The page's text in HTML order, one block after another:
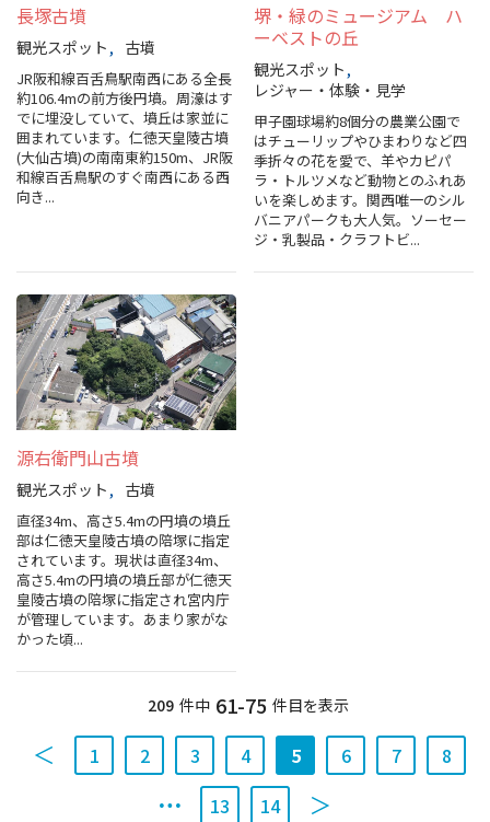
長塚古墳
観光スポット 古墳
JR阪和線百舌鳥駅南西にある全長
約106.4mの前方後円墳。周濠はす
でに埋没していて、墳丘は家並に
囲まれています。仁徳天皇陵古墳
(大仙古墳)の南南東約150m、JR阪
和線百舌鳥駅のすぐ南西にある西
向き...
堺・緑のミュージアム ハ
ーベストの丘
観光スポット
レジャー・体験・見学
甲子園球場約8個分の農業公園で
はチューリップやひまわりなど四
季折々の花を愛で、羊やカピパ
ラ・トルツメなど動物とのふれあ
いを楽しめます。関西唯一のシル
バニアパークも大人気。ソーセー
ジ・乳製品・クラフトビ...
源右衛門山古墳
観光スポット 古墳
直径34m、高さ5.4mの円墳の墳丘
部は仁徳天皇陵古墳の陪塚に指定
されています。現状は直径34m、
高さ5.4mの円墳の墳丘部が仁徳天
皇陵古墳の陪塚に指定され宮内庁
が管理しています。あまり家がな
かった頃...
209 件中 61-75 件目を表示
1 2 3 4 5 6 7
8
13
14